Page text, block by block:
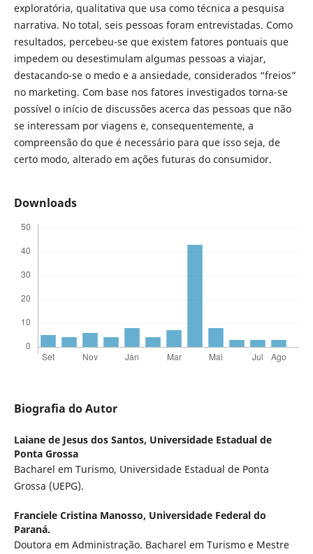
exploratória, qualitativa que usa como técnica a pesquisa
narrativa. No total, seis pessoas foram entrevistadas. Como
resultados, percebeu-se que existem fatores pontuais que
impedem ou desestimulam algumas pessoas a viajar,
destacando-se o medo e a ansiedade, considerados “freios”
no marketing. Com base nos fatores investigados torna-se
possível o início de discussões acerca das pessoas que não
se interessam por viagens e, consequentemente, a
compreensão do que é necessário para que isso seja, de
certo modo, alterado em ações futuras do consumidor.
Downloads
Biografia do Autor
Laiane de Jesus dos Santos, Universidade Estadual de
Ponta Grossa
Bacharel em Turismo, Universidade Estadual de Ponta
Grossa (UEPG).
Franciele Cristina Manosso, Universidade Federal do
Paraná.
Doutora em Administração. Bacharel em Turismo e Mestre